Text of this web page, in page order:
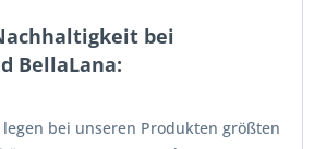
bei
BellaLana:
bei unseren Produkten größten